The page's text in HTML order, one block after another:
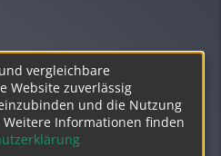
vergleichbare
Website zuverlässig
und die Nutzung
Informationen finden